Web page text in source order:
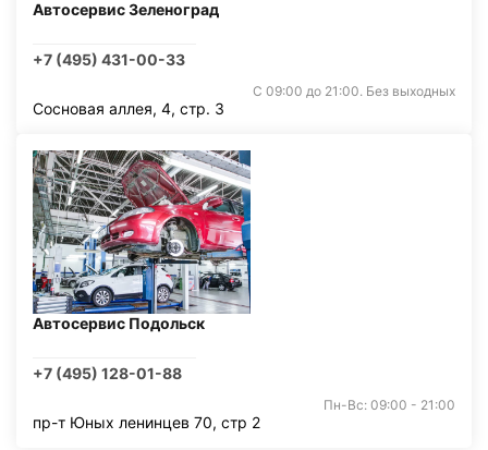
Автосервис Зеленоград
+7 (495) 431-00-33
С 09:00 до 21:00. Без выходных
Сосновая аллея, 4, стр. 3
Автосервис Подольск
+7 (495) 128-01-88
Пн-Вс: 09:00 - 21:00
пр-т Юных ленинцев 70, стр 2